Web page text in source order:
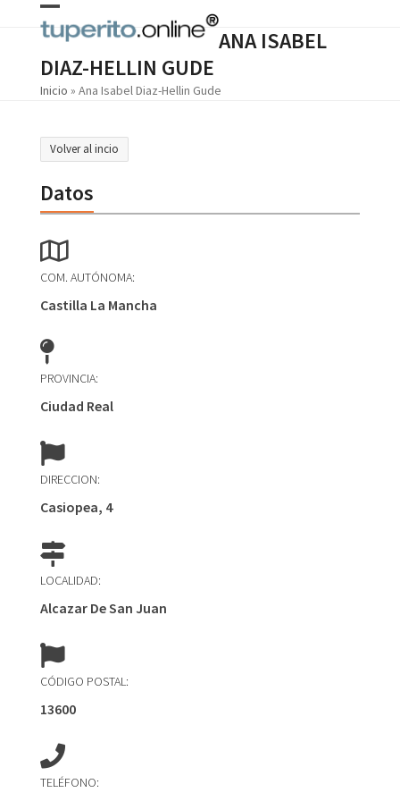
Open
mobile
menu
Close
mobile
menu
ANA ISABEL
DIAZ-HELLIN GUDE
Inicio » Ana Isabel Diaz-Hellin Gude
Volver al incio
Datos
COM. AUTÓNOMA:
Castilla La Mancha
PROVINCIA:
Ciudad Real
DIRECCION:
Casiopea, 4
LOCALIDAD:
Alcazar De San Juan
CÓDIGO POSTAL:
13600
TELÉFONO: